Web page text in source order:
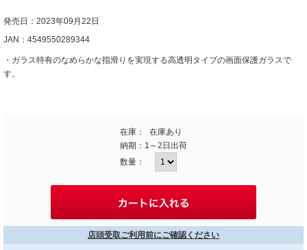
発売日：2023年09月22日
JAN：4549550289344
・ガラス特有のなめらかな指滑りを実現する高透明タイプの画面保護ガラスで
す。
在庫：
在庫あり
納期： 1～2日出荷
数量：
店頭受取ご利用前にご確認ください